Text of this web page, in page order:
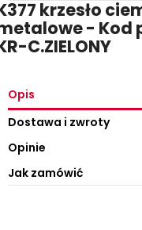
krzesło
- Kod
C.ZIELONY
Opis
Dostawa i zwroty
Opinie
Jak zamówić